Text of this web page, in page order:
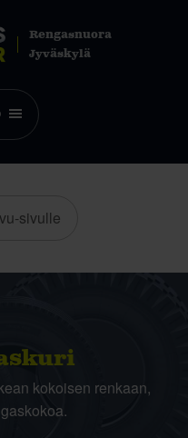
Rengasnuora
Jyväskylä
sivulle
kokoisen renkaan,